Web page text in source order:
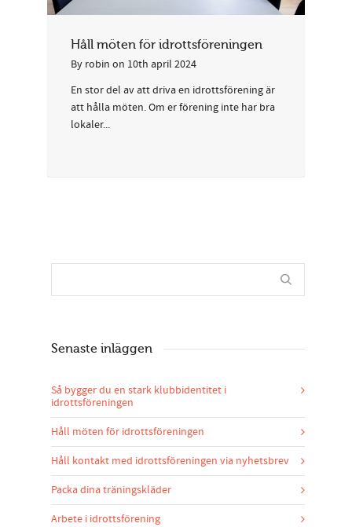
Håll möten för idrottsföreningen
By robin on 10th april 2024
En stor del av att driva en idrottsförening är
att hålla möten. Om er förening inte har bra
lokaler...
Senaste inläggen
Så bygger du en stark klubbidentitet i
idrottsföreningen
Håll möten för idrottsföreningen
Håll kontakt med idrottsföreningen via nyhetsbrev
Packa dina träningskläder
Arbete i idrottsförening